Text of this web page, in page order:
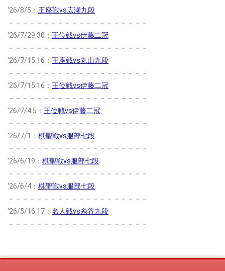
'26/8/5： 王座戦vs広瀬九段
－－－－－－－－－－－－－－－－－－－－
'26/7/29.30： 王位戦vs伊藤二冠
－－－－－－－－－－－－－－－－－－－－
'26/7/15.16： 王座戦vs丸山九段
－－－－－－－－－－－－－－－－－－－－
'26/7/15.16： 王位戦vs伊藤二冠
－－－－－－－－－－－－－－－－－－－－
'26/7/4.5： 王位戦vs伊藤二冠
－－－－－－－－－－－－－－－－－－－－
'26/7/1： 棋聖戦vs服部七段
－－－－－－－－－－－－－－－－－－－－
'26/6/19： 棋聖戦vs服部七段
－－－－－－－－－－－－－－－－－－－－
'26/6/4： 棋聖戦vs服部七段
－－－－－－－－－－－－－－－－－－－－
'26/5/16.17： 名人戦vs糸谷九段
－－－－－－－－－－－－－－－－－－－－